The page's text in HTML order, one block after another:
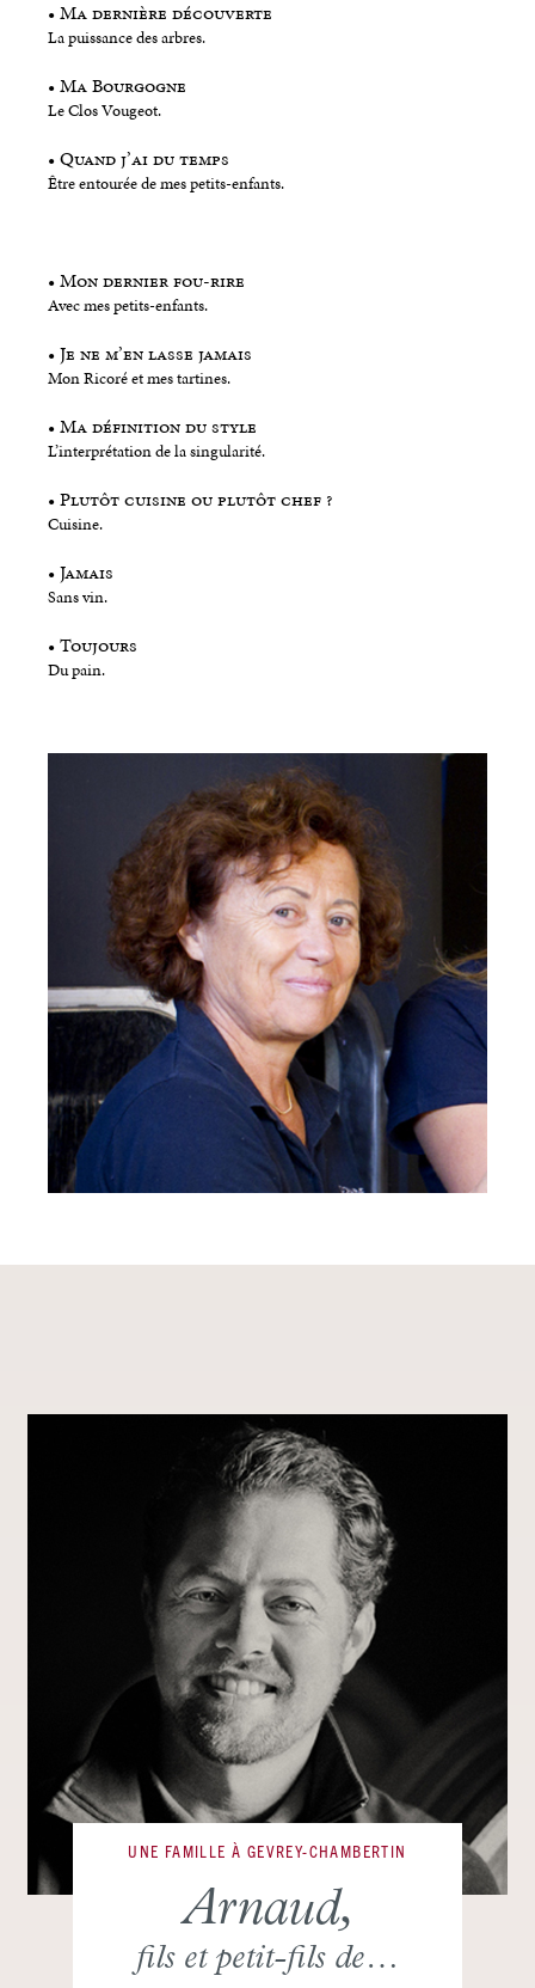
• Ma dernière découverte
La puissance des arbres.
• Ma Bourgogne
Le Clos Vougeot.
• Quand j’ai du temps
Être entourée de mes petits-enfants.
• Mon dernier fou-rire
Avec mes petits-enfants.
• Je ne m’en lasse jamais
Mon Ricoré et mes tartines.
• Ma définition du style
L’interprétation de la singularité.
• Plutôt cuisine ou plutôt chef ?
Cuisine.
• Jamais
Sans vin.
• Toujours
Du pain.
UNE FAMILLE À GEVREY-CHAMBERTIN
Arnaud,
fils et petit-fils de…